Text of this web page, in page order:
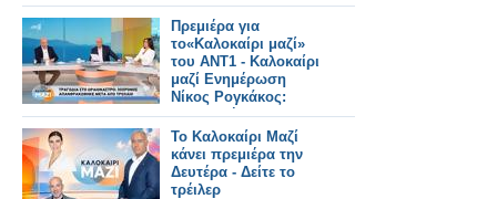
Πρεμιέρα για
το«Καλοκαίρι μαζί»
του ΑΝΤ1 - Καλοκαίρι
μαζί Ενημέρωση
Νίκος Ρογκάκος:
«Επιλογή του
σταθμού είναι να
προχωρήσει την
ενημέρωση»
Το Καλοκαίρι Μαζί
κάνει πρεμιέρα την
Δευτέρα - Δείτε το
τρέιλερ